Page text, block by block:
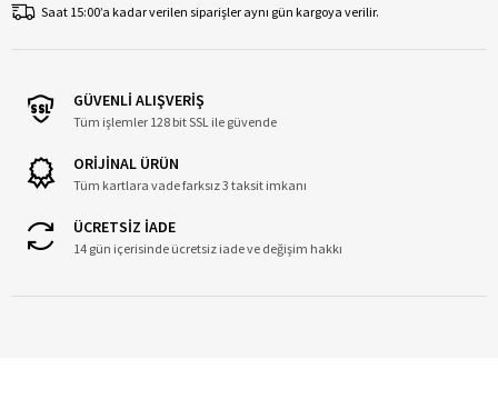
Saat 15:00’a kadar verilen siparişler aynı gün kargoya verilir.
GÜVENLİ ALIŞVERİŞ
Tüm işlemler 128 bit SSL ile güvende
ORİJİNAL ÜRÜN
Tüm kartlara vade farksız 3 taksit imkanı
ÜCRETSİZ İADE
14 gün içerisinde ücretsiz iade ve değişim hakkı